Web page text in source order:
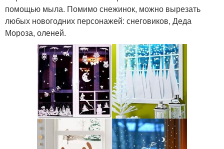
помощью мыла. Помимо снежинок, можно вырезать
любых новогодних персонажей: снеговиков, Деда
Мороза, оленей.